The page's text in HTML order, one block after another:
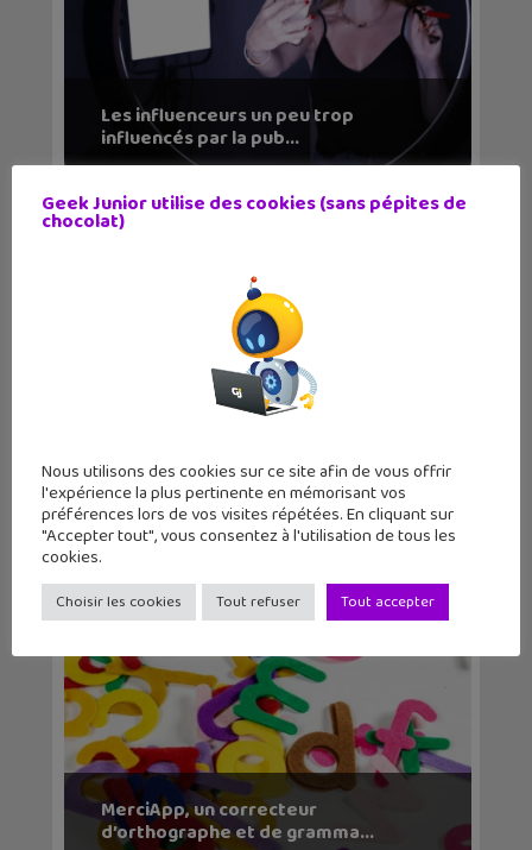
Les influenceurs un peu trop
influencés par la pub...
Google Chrome intègre la lecture à
haute voix des...
MerciApp, un correcteur
d’orthographe et de gramma...
Geek Junior utilise des cookies (sans pépites de
chocolat)
Nous utilisons des cookies sur ce site afin de vous offrir
l'expérience la plus pertinente en mémorisant vos
préférences lors de vos visites répétées. En cliquant sur
"Accepter tout", vous consentez à l'utilisation de tous les
cookies.
Choisir les cookies Tout refuser Tout accepter